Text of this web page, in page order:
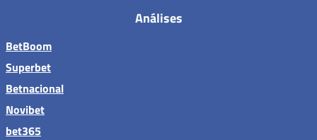
Análises
BetBoom
Superbet
Betnacional
Novibet
bet365